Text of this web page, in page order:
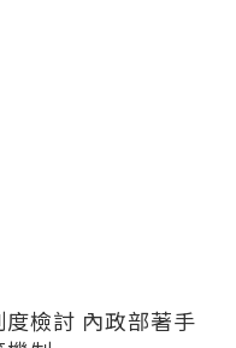
檢討 內政部著手